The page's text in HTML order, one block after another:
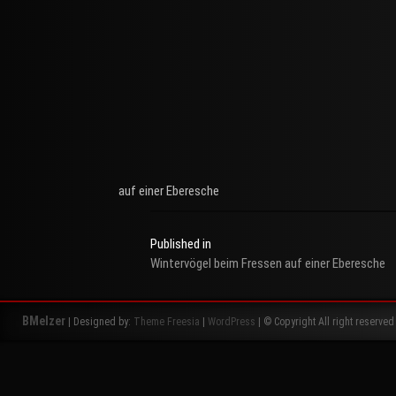
auf einer Eberesche
Beitragsnavigation
Published in
Wintervögel beim Fressen auf einer Eberesche
BMelzer | Designed by: Theme Freesia WordPress | © Copyright All right reserved